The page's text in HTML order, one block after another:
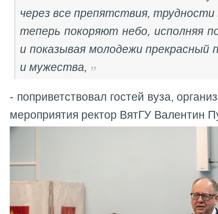
через все препятствия,
теперь покоряют небо, исполняя
и показывая молодежи прекрасный
и мужества,
- поприветствовал гостей вуза,
мероприятия ректор ВятГУ Валентин